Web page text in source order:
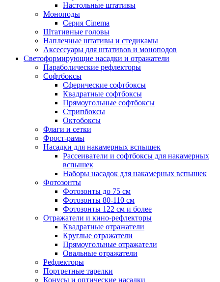
Настольные штативы
Моноподы
Серия Cinema
Штативные головы
Наплечные штативы и стедикамы
Аксессуары для штативов и моноподов
Светоформирующие насадки и отражатели
Параболические рефлекторы
Софтбоксы
Сферические софтбоксы
Квадратные софтбоксы
Прямоугольные софтбоксы
Стрипбоксы
Октобоксы
Флаги и сетки
Фрост-рамы
Насадки для накамерных вспышек
Рассеиватели и софтбоксы для накамерных
вспышек
Наборы насадок для накамерных вспышек
Фотозонты
Фотозонты до 75 см
Фотозонты 80-110 см
Фотозонты 122 см и более
Отражатели и кино-рефлекторы
Квадратные отражатели
Круглые отражатели
Прямоугольные отражатели
Овальные отражатели
Рефлекторы
Портретные тарелки
Конусы и оптические насадки